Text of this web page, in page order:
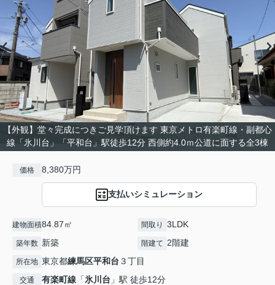
【外観】堂々完成につきご見学頂けます 東京メトロ有楽町線・副都心
線「氷川台」「平和台」駅徒歩12分 西側約4.0ｍ公道に面する全3棟
価格 8,380万円
支払いシミュレーション
建物面積84.87㎡ 間取り 3LDK
築年数 新築 階建て 2階建
所在地 東京都練馬区平和台 ３丁目
交通 有楽町線 「氷川台 」駅 徒歩12分